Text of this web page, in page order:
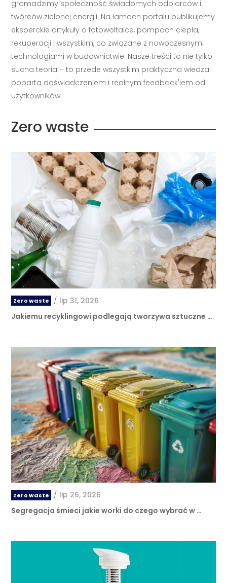
gromadzimy społeczność świadomych odbiorców i
twórców zielonej energii. Na łamach portalu publikujemy
eksperckie artykuły o fotowoltaice, pompach ciepła,
rekuperacji i wszystkim, co związane z nowoczesnymi
technologiami w budownictwie. Nasze treści to nie tylko
sucha teoria – to przede wszystkim praktyczna wiedza
poparta doświadczeniem i realnym feedback'iem od
użytkowników.
Zero waste
Zero waste / lip 31, 2026
Jakiemu recyklingowi podlegają tworzywa sztuczne …
Zero waste / lip 26, 2026
Segregacja śmieci jakie worki do czego wybrać w …